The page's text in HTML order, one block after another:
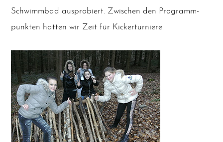
Schwimm­bad aus­pro­biert. Zwi­schen den Pro­gramm­
punk­ten hat­ten wir Zeit für Kickerturniere.